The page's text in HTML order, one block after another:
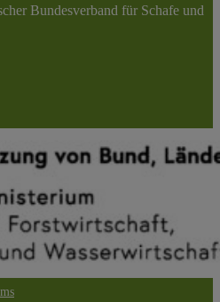
Bundesverband für Schafe und